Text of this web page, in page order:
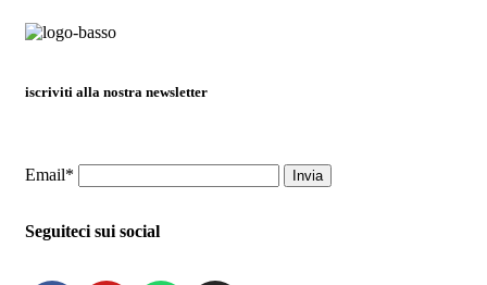
iscriviti alla nostra newsletter
Email*
Seguiteci sui social